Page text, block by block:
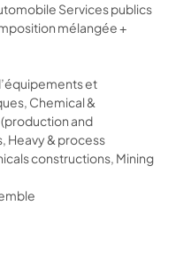
Services publics
mélangée +
et
Chemical &
and
Heavy & process
constructions, Mining